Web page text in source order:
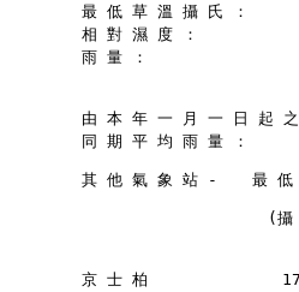
最 低 草 溫 攝 氏
相 對 濕 度 ：
雨 量 ：
由 本 年 一 月 一 日 起
同 期 平 均 雨 量
其 他 氣 象 站 - 　 最
(攝 氏)　　
京 士 柏